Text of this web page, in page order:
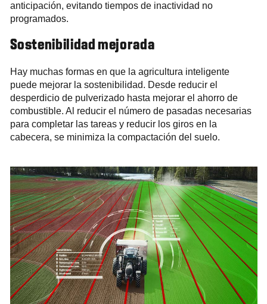
anticipación, evitando tiempos de inactividad no
programados.
Sostenibilidad mejorada
Hay muchas formas en que la agricultura inteligente
puede mejorar la sostenibilidad. Desde reducir el
desperdicio de pulverizado hasta mejorar el ahorro de
combustible. Al reducir el número de pasadas necesarias
para completar las tareas y reducir los giros en la
cabecera, se minimiza la compactación del suelo.